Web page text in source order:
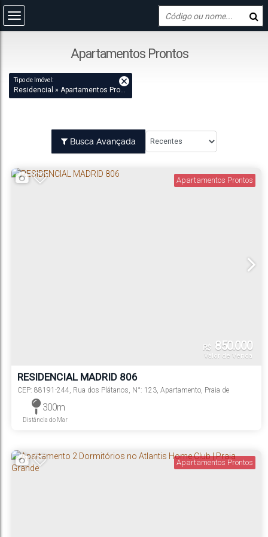
Apartamentos Prontos
Tipo de Imóvel:
Residencial » Apartamentos Prontos
Busca Avançada
Apartamentos Prontos
R$ 850.000
Valor de Venda
RESIDENCIAL MADRID 806
CEP: 88191-244, Rua dos Plátanos, N°: 123, Apartamento, Praia de
Palmas
300m
Distância do Mar
Apartamentos Prontos